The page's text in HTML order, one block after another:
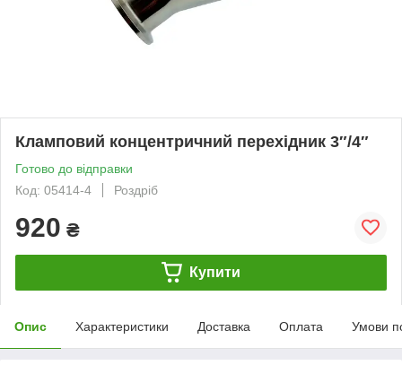
Кламповий концентричний перехідник 3″/4″
Готово до відправки
Код: 05414-4
Роздріб
920 ₴
Купити
Опис Характеристики Доставка Оплата Умови